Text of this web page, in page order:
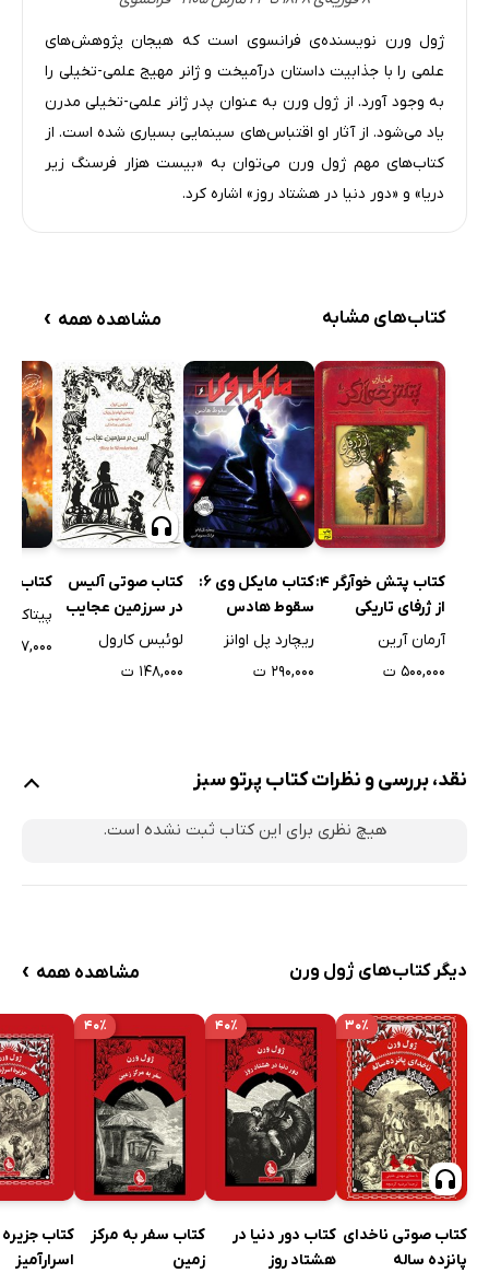
ژول ورن نویسنده‌ی فرانسوی است که هیجان پژوهش‌های
علمی را با جذابیت داستان درآمیخت و ژانر مهیج علمی-تخیلی را
به وجود آورد. از ژول ورن به عنوان پدر ژانر علمی-تخیلی مدرن
یاد می‌شود. از آثار او اقتباس‌های سینمایی بسیاری شده است. از
کتاب‌های مهم ژول ورن می‌توان به «بیست هزار فرسنگ زیر
دریا» و «دور دنیا در هشتاد روز» اشاره کرد.
کتاب‌های مشابه مشاهده همه ›
کتاب پتش خوآرگر 4:
از ژرفای تاریکی
آرمان آرین
۵۰۰,۰۰۰ ت
کتاب مایکل وی 6:
سقوط ھادس
ریچارد پل اوانز
۲۹۰,۰۰۰ ت
کتاب صوتی آلیس
در سرزمین عجایب
لوئیس کارول
۱۴۸,۰۰۰ ت
کتاب
۵۰۷,۰۰۰ ت
نقد، بررسی و نظرات کتاب پرتو سبز
هیچ نظری برای این کتاب ثبت نشده است.
دیگر کتاب‌های ژول ورن مشاهده همه ›
۳۰٪
کتاب صوتی ناخدای
پانزده ساله
۴۰٪
کتاب دور دنیا در
هشتاد روز
۴۰٪
کتاب سفر به مرکز
زمین
کتاب جزیره
اسرارآمیز